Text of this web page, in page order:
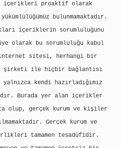
içerikleri proaktif olarak
bulunmamaktadır.
içeriklerin sorumluluğunu
olarak bu sorumluluğu kabul
sitesi, herhangi bir
şirketi ile hiçbir bağlantısı
yalnızca kendi hazırladığımız
Burada yer alan içerikler
olup, gerçek kurum ve kişiler
Gerçek kurum ve
tamamen tesadüfidir.